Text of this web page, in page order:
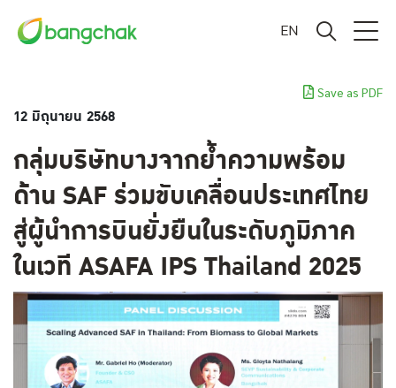
EN
Save as PDF
12 มิถุนายน 2568
กลุ่มบริษัทบางจากย้ำความพร้อม
ด้าน SAF ร่วมขับเคลื่อนประเทศไทย
สู่ผู้นำการบินยั่งยืนในระดับภูมิภาค
ในเวที ASAFA IPS Thailand 2025